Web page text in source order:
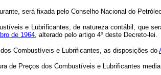
será fixada pelo Conselho Nacional do
e Lubrificantes, de natureza contábil, que
de 1964 , alterado pelo artigo 4º deste Decreto-lei.
Combustíveis e Lubrificantes, as disposições do
de Preços dos Combustíveis e Lubrificantes